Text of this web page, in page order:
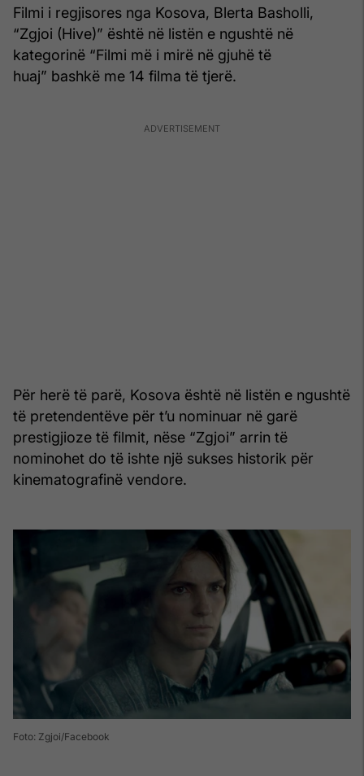
Filmi i regjisores nga Kosova, Blerta Basholli,
“Zgjoi (Hive)” është në listën e ngushtë në
kategorinë “Filmi më i mirë në gjuhë të
huaj” bashkë me 14 filma të tjerë.
Për herë të parë, Kosova është në listën e ngushtë
të pretendentëve për t’u nominuar në garë
prestigjioze të filmit, nëse “Zgjoi” arrin të
nominohet do të ishte një sukses historik për
kinematografinë vendore.
Foto: Zgjoi/Facebook